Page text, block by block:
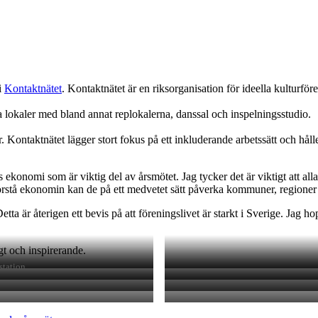
Kontaktnätet. Kontaktnätet är en riksorganisation för ideella
med bland annat replokalerna, danssal och inspelningsstudio.
lägger stort fokus på ett inkluderande arbetssätt och
som är viktig del av årsmötet. Jag tycker det är viktigt att
ekonomin kan de på ett medvetet sätt påverka kommuner,
är återigen ett bevis på att föreningslivet är starkt i Sverige. Jag
och inspirerande.